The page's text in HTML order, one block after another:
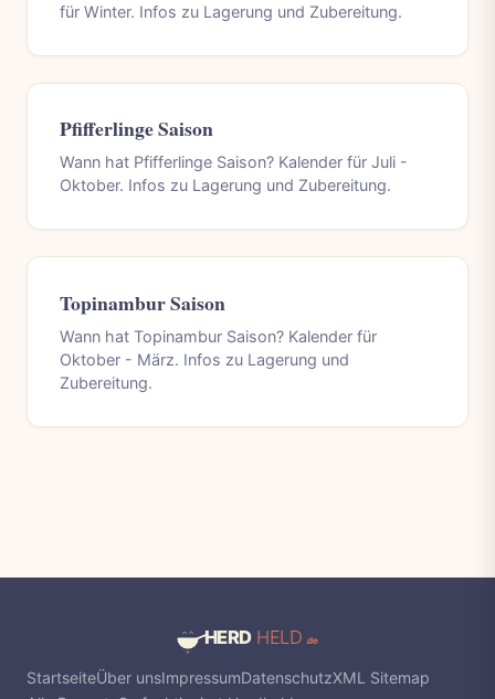
für Winter. Infos zu Lagerung und Zubereitung.
Pfifferlinge Saison
Wann hat Pfifferlinge Saison? Kalender für Juli -
Oktober. Infos zu Lagerung und Zubereitung.
Topinambur Saison
Wann hat Topinambur Saison? Kalender für
Oktober - März. Infos zu Lagerung und
Zubereitung.
StartseiteÜber unsImpressumDatenschutzXML Sitemap